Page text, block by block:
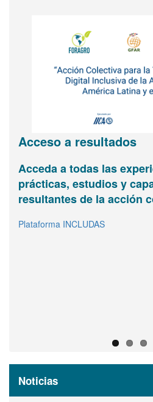
Acceso a resultados
Acceda a todas las
prácticas, estudios y
resultantes de la acción
Plataforma INCLUDAS
Agricultura digital e
Infografía interactiva
Vea y comparta
FORAGRO en una página
FORAGRO le
sumarse a su
Miembros
Noticias